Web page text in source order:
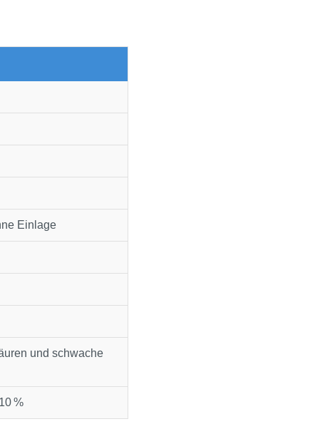
Einlage
und schwache
%